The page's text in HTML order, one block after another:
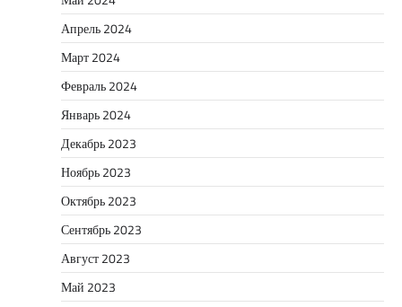
Апрель 2024
Март 2024
Февраль 2024
Январь 2024
Декабрь 2023
Ноябрь 2023
Октябрь 2023
Сентябрь 2023
Август 2023
Май 2023